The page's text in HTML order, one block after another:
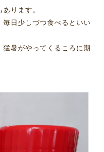
ります。
日少しづつ食べるといい
猛暑がやってくるころに期